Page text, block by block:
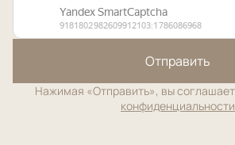
Отправить
Нажимая «Отправить», вы
конфиденциальности